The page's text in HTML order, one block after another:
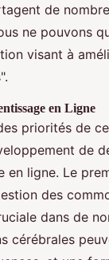
de
ne pouvons
visant à
en Ligne
priorités de
de
en ligne. Le
des
dans de
cérébrales